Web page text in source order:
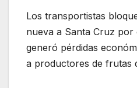
Los transportistas
nueva a Santa Cruz
generó pérdidas
a productores de frutas